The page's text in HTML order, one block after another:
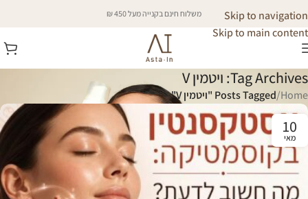
Skip to navigation
Skip to main content
משלוח חינם בקנייה מעל 450 ₪
Tag Archives: ויטמין V
Home
/Posts Tagged "ויטמין V"
10
מאי